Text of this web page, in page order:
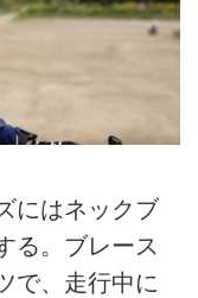
にはネックブ
る。ブレース
で、走行中に